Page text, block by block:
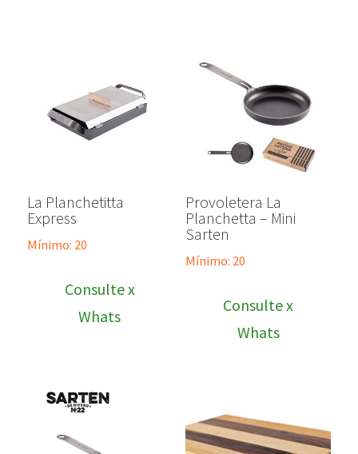
La Planchetitta
Express
Mínimo: 20
Consulte x
Whats
Provoletera La
Planchetta – Mini
Sarten
Mínimo: 20
Consulte x
Whats